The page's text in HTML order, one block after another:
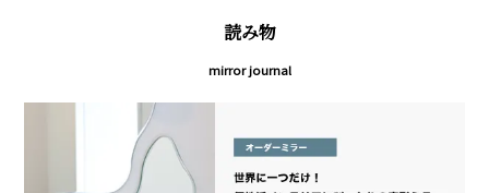
読み物
mirror journal